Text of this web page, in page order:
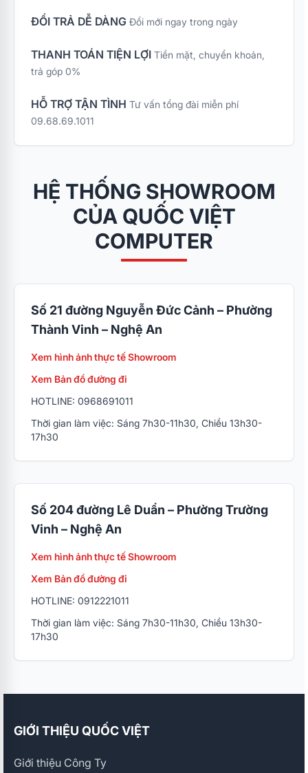
ĐỔI TRẢ DỄ DÀNG Đổi mới ngay trong ngày
THANH TOÁN TIỆN LỢI Tiền mặt, chuyển khoản,
trả góp 0%
HỖ TRỢ TẬN TÌNH Tư vấn tổng đài miễn phí
09.68.69.1011
HỆ THỐNG SHOWROOM
CỦA QUỐC VIỆT
COMPUTER
Số 21 đường Nguyễn Đức Cảnh – Phường
Thành Vinh – Nghệ An
Xem hình ảnh thực tế Showroom
Xem Bản đồ đường đi
HOTLINE: 0968691011
Thời gian làm việc: Sáng 7h30-11h30, Chiều 13h30-
17h30
Số 204 đường Lê Duẩn – Phường Trường
Vinh – Nghệ An
Xem hình ảnh thực tế Showroom
Xem Bản đồ đường đi
HOTLINE: 0912221011
Thời gian làm việc: Sáng 7h30-11h30, Chiều 13h30-
17h30
GIỚI THIỆU QUỐC VIỆT
Giới thiệu Công Ty